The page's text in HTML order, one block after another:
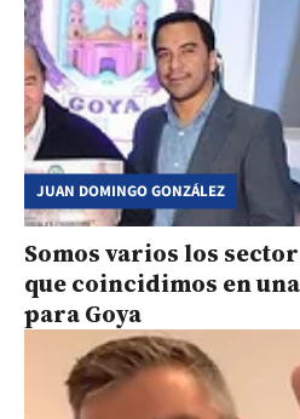
JUAN DOMINGO GONZÁLEZ
Somos varios los
que coincidimos en
para Goya